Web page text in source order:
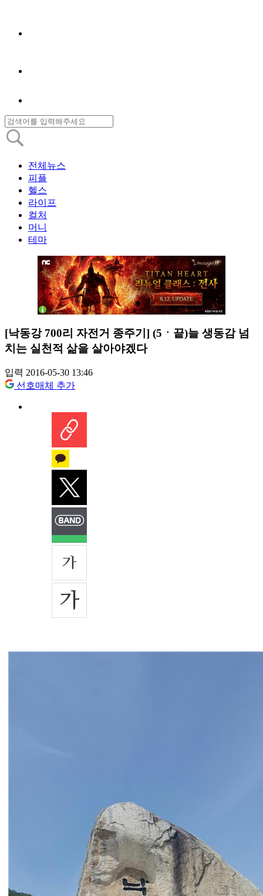
전체뉴스
피플
헬스
라이프
컬처
머니
테마
[낙동강 700리 자전거 종주기] (5ㆍ끝)늘 생동감 넘
치는 실천적 삶을 살아야겠다
입력 2016-05-30 13:46
선호매체 추가